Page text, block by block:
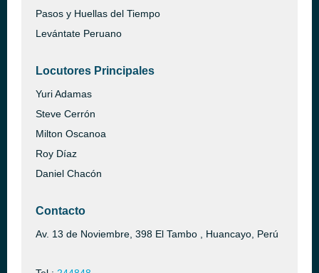
Pasos y Huellas del Tiempo
Levántate Peruano
Locutores Principales
Yuri Adamas
Steve Cerrón
Milton Oscanoa
Roy Díaz
Daniel Chacón
Contacto
Av. 13 de Noviembre, 398 El Tambo , Huancayo, Perú